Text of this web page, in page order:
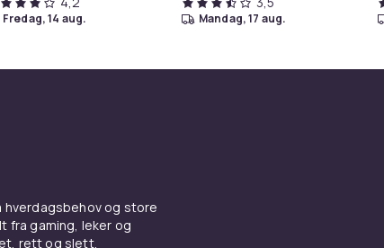
fredag, 14 aug. mandag, 17 aug.
hverdagsbehov og store
fra gaming, leker og
rett og slett.